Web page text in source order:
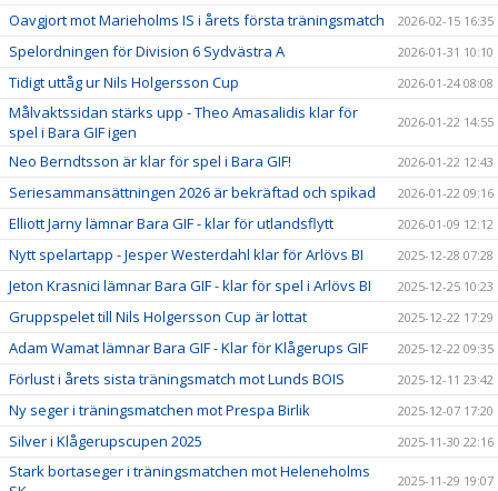
Oavgjort mot Marieholms IS i årets första träningsmatch 2026-02-15 16:35
Spelordningen för Division 6 Sydvästra A 2026-01-31 10:10
Tidigt uttåg ur Nils Holgersson Cup 2026-01-24 08:08
Målvaktssidan stärks upp - Theo Amasalidis klar för
spel i Bara GIF igen
2026-01-22 14:55
Neo Berndtsson är klar för spel i Bara GIF! 2026-01-22 12:43
Seriesammansättningen 2026 är bekräftad och spikad 2026-01-22 09:16
Elliott Jarny lämnar Bara GIF - klar för utlandsflytt 2026-01-09 12:12
Nytt spelartapp - Jesper Westerdahl klar för Arlövs BI 2025-12-28 07:28
Jeton Krasnici lämnar Bara GIF - klar för spel i Arlövs BI 2025-12-25 10:23
Gruppspelet till Nils Holgersson Cup är lottat 2025-12-22 17:29
Adam Wamat lämnar Bara GIF - Klar för Klågerups GIF 2025-12-22 09:35
Förlust i årets sista träningsmatch mot Lunds BOIS 2025-12-11 23:42
Ny seger i träningsmatchen mot Prespa Birlik 2025-12-07 17:20
Silver i Klågerupscupen 2025 2025-11-30 22:16
Stark bortaseger i träningsmatchen mot Heleneholms
2025-11-29 19:07